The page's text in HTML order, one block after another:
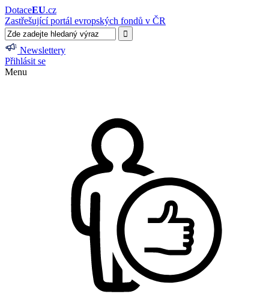
DotaceEU.cz
Zastřešující portál evropských fondů v ČR
Newslettery
Přihlásit se
Menu